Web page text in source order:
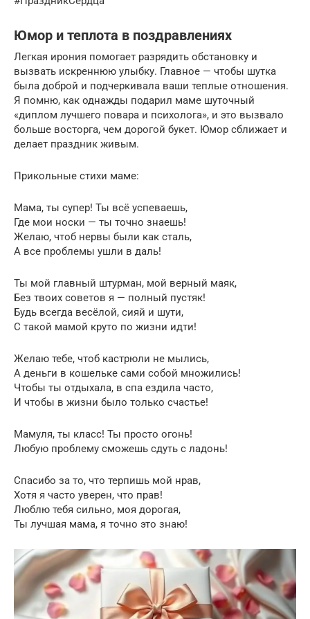
Юмор и теплота в поздравлениях
Легкая ирония помогает разрядить обстановку и
вызвать искреннюю улыбку. Главное — чтобы шутка
была доброй и подчеркивала ваши теплые отношения.
Я помню, как однажды подарил маме шуточный
«диплом лучшего повара и психолога», и это вызвало
больше восторга, чем дорогой букет. Юмор сближает и
делает праздник живым.
Прикольные стихи маме:
Мама, ты супер! Ты всё успеваешь,
Где мои носки — ты точно знаешь!
Желаю, чтоб нервы были как сталь,
А все проблемы ушли в даль!
Ты мой главный штурман, мой верный маяк,
Без твоих советов я — полный пустяк!
Будь всегда весёлой, сияй и шути,
С такой мамой круто по жизни идти!
Желаю тебе, чтоб кастрюли не мылись,
А деньги в кошельке сами собой множились!
Чтобы ты отдыхала, в спа ездила часто,
И чтобы в жизни было только счастье!
Мамуля, ты класс! Ты просто огонь!
Любую проблему сможешь сдуть с ладонь!
Спасибо за то, что терпишь мой нрав,
Хотя я часто уверен, что прав!
Люблю тебя сильно, моя дорогая,
Ты лучшая мама, я точно это знаю!